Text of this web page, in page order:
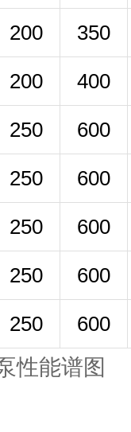
200 350
200 400
250 600
250 600
250 600
250 600
250 600
性能谱图